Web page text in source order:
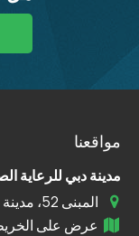
مواقعنا
مدينة دبي للرعاية
المبنى 52، مدينة دبي الطبية، دبي، الإمارات العربية المتحدة
عرض على